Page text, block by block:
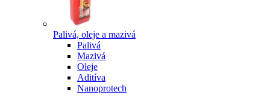
Palivá, oleje a mazivá
Palivá
Mazivá
Oleje
Aditíva
Nanoprotech